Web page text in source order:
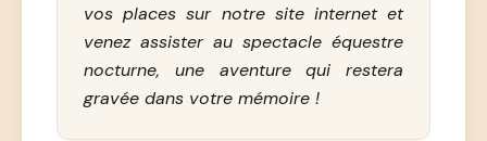
vos places sur notre site internet et
venez assister au spectacle équestre
nocturne, une aventure qui restera
gravée dans votre mémoire !